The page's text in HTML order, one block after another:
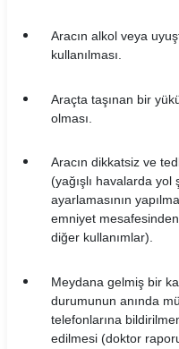
Yol 24 Araç Kiralama
Aracın alkol veya
kullanılması.
Araçta taşınan bir
olması.
Aracın dikkatsiz ve
(yağışlı havalarda yol
ayarlamasının
emniyet
diğer kullanımlar).
Meydana gelmiş bir
durumunun anında
telefonlarına
edilmesi (doktor